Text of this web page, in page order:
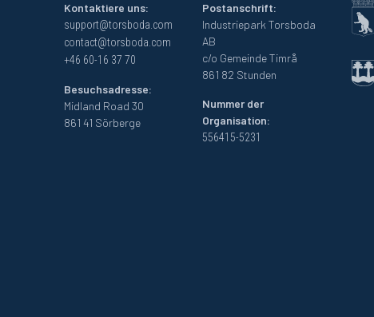
Kontaktiere uns:
support@torsboda.com
contact@torsboda.com
+46 60-16 37 70
Besuchsadresse:
Midland Road 30
861 41 Sörberge
Postanschrift:
Industriepark Torsboda
AB
c/o Gemeinde Timrå
861 82 Stunden
Nummer der
Organisation:
556415-5231